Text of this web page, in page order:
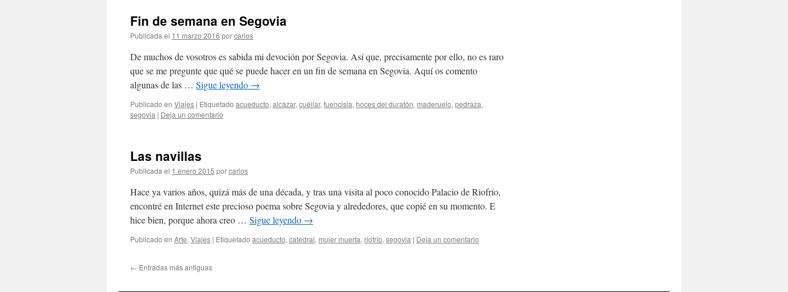
Fin de semana en Segovia
Publicada el 11 marzo 2016 porcarlos
De muchos de vosotros es sabida mi devoción por Segovia. Así que, precisamente por ello, no es raro
que se me pregunte que qué se puede hacer en un fin de semana en Segovia. Aquí os comento
algunas de las … Sigue leyendo →
Publicado en Viajes | Etiquetado acueducto, alcázar, cuéllar, fuencisla, hoces del duratón, maderuelo, pedraza,
segovia | Deja un comentario
Las navillas
Publicada el 1 enero 2015 porcarlos
Hace ya varios años, quizá más de una década, y tras una visita al poco conocido Palacio de Riofrío,
encontré en Internet este precioso poema sobre Segovia y alrededores, que copié en su momento. E
hice bien, porque ahora creo … Sigue leyendo →
Publicado en Arte, Viajes | Etiquetado acueducto, catedral, mujer muerta, riofrío, segovia | Deja un comentario
← Entradas más antiguas